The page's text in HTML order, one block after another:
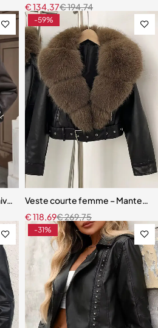
€194,74
€134,37
en fausse fourrure d’agneau –
-59%
Veste courte femme – Manteau
€269,75
€118,69
-31%